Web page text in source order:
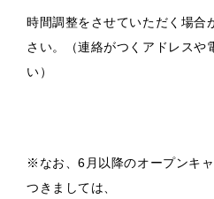
時間調整をさせていただく場合
さい。（連絡がつくアドレスや
い）
※なお、6月以降のオープンキ
つきましては、